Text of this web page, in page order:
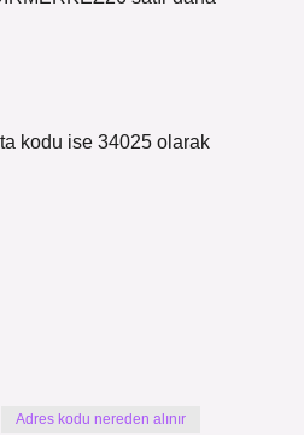
kodu ise 34025 olarak
Adres kodu nereden alınır